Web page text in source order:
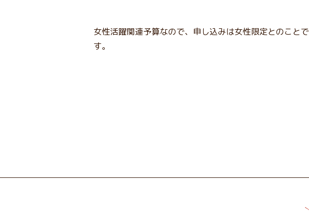
女性活躍関連予算なので、申し込みは女性限定とのことで
す。